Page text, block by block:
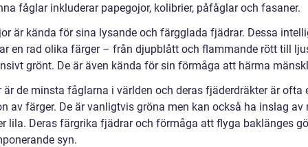
fåglar inkluderar papegojor, kolibrier, påfåglar och fasaner.
är kända för sina lysande och färgglada fjädrar. Dessa
en rad olika färger – från djupblått och flammande rött till
grönt. De är även kända för sin förmåga att härma
är de minsta fåglarna i världen och deras fjäderdräkter är ofta
av färger. De är vanligtvis gröna men kan också ha inslag av
lila. Deras färgrika fjädrar och förmåga att flyga baklänges
syn.